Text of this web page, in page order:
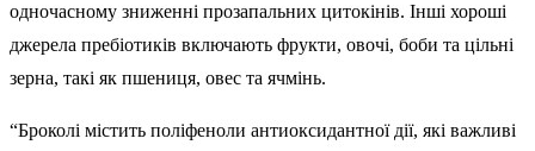
одночасному зниженні прозапальних цитокінів. Інші хороші
джерела пребіотиків включають фрукти, овочі, боби та цільні
зерна, такі як пшениця, овес та ячмінь.
“Броколі містить поліфеноли антиоксидантної дії, які важливі